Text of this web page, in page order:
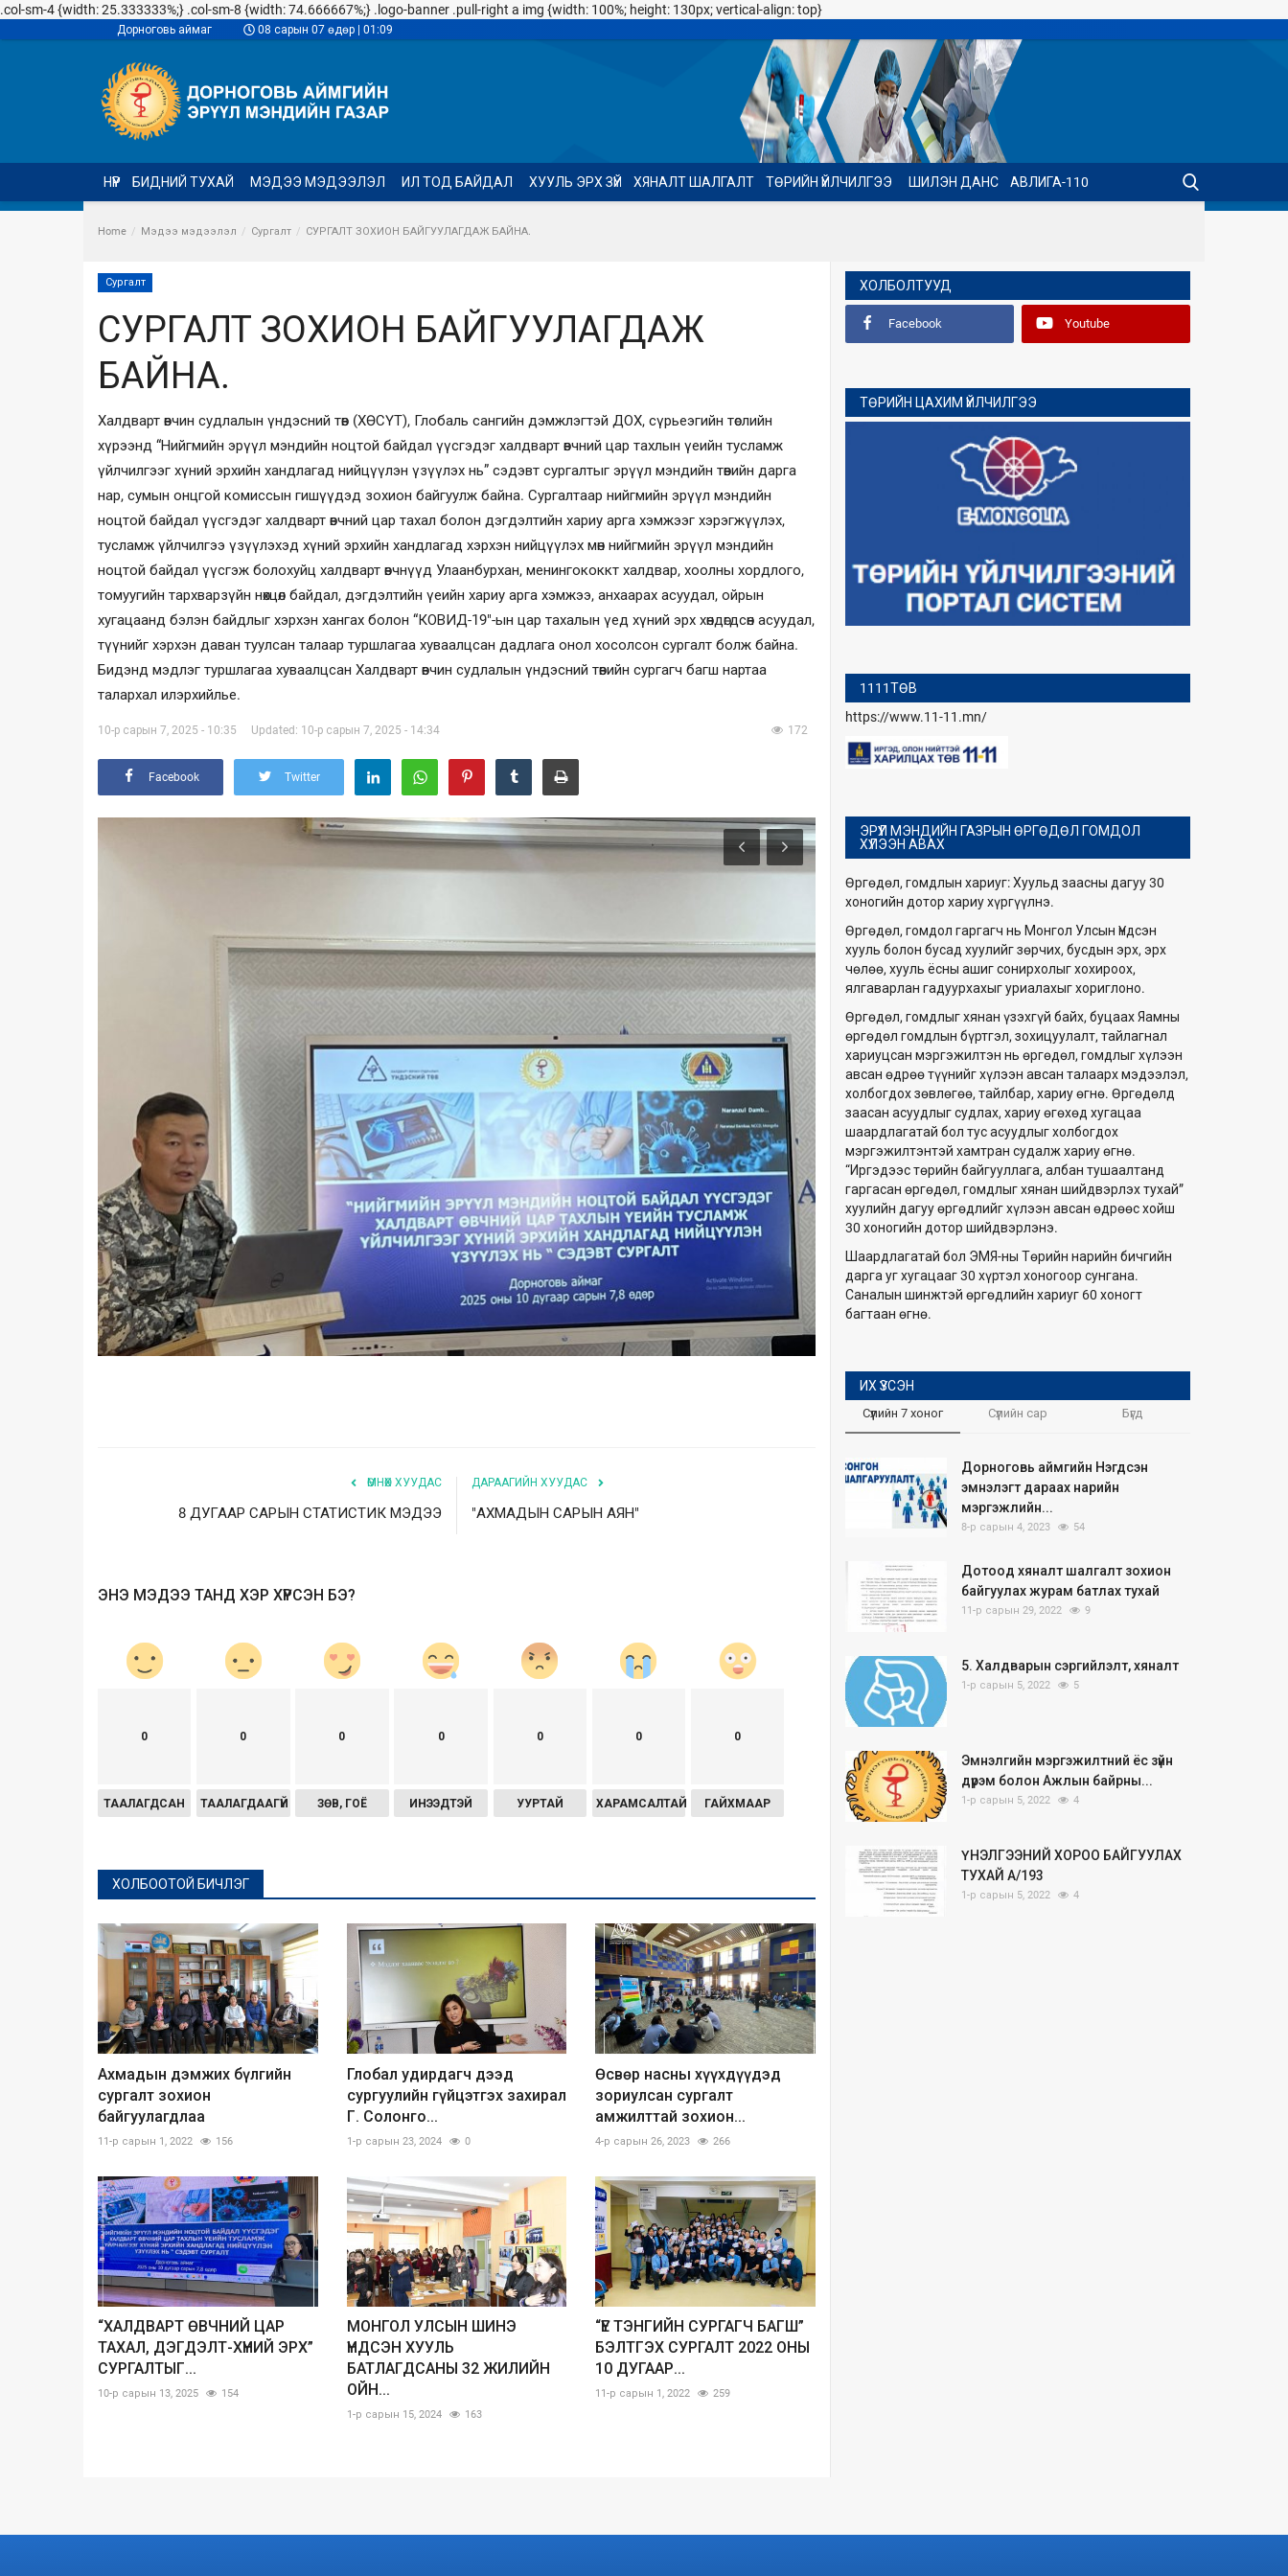
.col-sm-4 {width: 25.333333%;} .col-sm-8 {width: 74.666667%;} .logo-banner .pull-right a img {width: 100%; height: 130px; vertical-align: top}
Дорноговь аймаг 08 сарын 07 өдөр | 01:09
НҮҮР БИДНИЙ ТУХАЙ МЭДЭЭ МЭДЭЭЛЭЛ ИЛ ТОД БАЙДАЛ ХУУЛЬ ЭРХ ЗҮЙ ХЯНАЛТ ШАЛГАЛТ ТӨРИЙН ҮЙЛЧИЛГЭЭ ШИЛЭН ДАНС АВЛИГА-110
Home Мэдээ мэдээлэл Сургалт СУРГАЛТ ЗОХИОН БАЙГУУЛАГДАЖ БАЙНА.
Сургалт
СУРГАЛТ ЗОХИОН БАЙГУУЛАГДАЖ
БАЙНА.
Халдварт өвчин судлалын үндэсний төв (ХӨСҮТ), Глобаль сангийн дэмжлэгтэй ДОХ, сүрьеэгийн төслийн
хүрээнд “Нийгмийн эрүүл мэндийн ноцтой байдал үүсгэдэг халдварт өвчний цар тахлын үеийн тусламж
үйлчилгээг хүний эрхийн хандлагад нийцүүлэн үзүүлэх нь” сэдэвт сургалтыг эрүүл мэндийн төвийн дарга
нар, сумын онцгой комиссын гишүүдэд зохион байгуулж байна. Сургалтаар нийгмийн эрүүл мэндийн
ноцтой байдал үүсгэдэг халдварт өвчний цар тахал болон дэгдэлтийн хариу арга хэмжээг хэрэгжүүлэх,
тусламж үйлчилгээ үзүүлэхэд хүний эрхийн хандлагад хэрхэн нийцүүлэх мөн нийгмийн эрүүл мэндийн
ноцтой байдал үүсгэж болохуйц халдварт өвчнүүд Улаанбурхан, менингококкт халдвар, хоолны хордлого,
томуугийн тархварзүйн нөхцөл байдал, дэгдэлтийн үеийн хариу арга хэмжээ, анхаарах асуудал, ойрын
хугацаанд бэлэн байдлыг хэрхэн хангах болон “КОВИД-19"-ын цар тахалын үед хүний эрх хөндөгдсөн асуудал,
түүнийг хэрхэн даван туулсан талаар туршлагаа хуваалцсан дадлага онол хосолсон сургалт болж байна.
Бидэнд мэдлэг туршлагаа хуваалцсан Халдварт өвчин судлалын үндэсний төвийн сургагч багш нартаа
талархал илэрхийлье.
10-р сарын 7, 2025 - 10:35 Updated: 10-р сарын 7, 2025 - 14:34 172
Facebook Twitter
ӨМНӨХ ХУУДАС
8 ДУГААР САРЫН СТАТИСТИК МЭДЭЭ
ДАРААГИЙН ХУУДАС
"АХМАДЫН САРЫН АЯН"
ЭНЭ МЭДЭЭ ТАНД ХЭР ХҮРСЭН БЭ?
0
ТААЛАГДСАН
0
ТААЛАГДААГҮЙ
0
ЗӨВ, ГОЁ
0
ИНЭЭДТЭЙ
0
УУРТАЙ
0
ХАРАМСАЛТАЙ
0
ГАЙХМААР
ХОЛБООТОЙ БИЧЛЭГ
Ахмадын дэмжих бүлгийн
сургалт зохион
байгуулагдлаа
11-р сарын 1, 2022 156
Глобал удирдагч дээд
сургуулийн гүйцэтгэх захирал
Г. Солонго...
1-р сарын 23, 2024 0
Өсвөр насны хүүхдүүдэд
зориулсан сургалт
амжилттай зохион...
4-р сарын 26, 2023 266
“ХАЛДВАРТ ӨВЧНИЙ ЦАР
ТАХАЛ, ДЭГДЭЛТ-ХҮНИЙ ЭРХ”
СУРГАЛТЫГ...
10-р сарын 13, 2025 154
МОНГОЛ УЛСЫН ШИНЭ
ҮНДСЭН ХУУЛЬ
БАТЛАГДСАНЫ 32 ЖИЛИЙН
ОЙН...
1-р сарын 15, 2024 163
“ҮЕ ТЭНГИЙН СУРГАГЧ БАГШ”
БЭЛТГЭХ СУРГАЛТ 2022 ОНЫ
10 ДУГААР...
11-р сарын 1, 2022 259
ХОЛБОЛТУУД
Facebook Youtube
ТӨРИЙН ЦАХИМ ҮЙЛЧИЛГЭЭ
1111ТӨВ
https://www.11-11.mn/
ЭРҮҮЛ МЭНДИЙН ГАЗРЫН ӨРГӨДӨЛ ГОМДОЛ
ХҮЛЭЭН АВАХ
Өргөдөл, гомдлын хариуг: Хуульд заасны дагуу 30
хоногийн дотор хариу хүргүүлнэ.
Өргөдөл, гомдол гаргагч нь Монгол Улсын Үндсэн
хууль болон бусад хуулийг зөрчих, бусдын эрх, эрх
чөлөө, хууль ёсны ашиг сонирхолыг хохироох,
ялгаварлан гадуурхахыг уриалахыг хориглоно.
Өргөдөл, гомдлыг хянан үзэхгүй байх, буцаах Яамны
өргөдөл гомдлын бүртгэл, зохицуулалт, тайлагнал
хариуцсан мэргэжилтэн нь өргөдөл, гомдлыг хүлээн
авсан өдрөө түүнийг хүлээн авсан талаарх мэдээлэл,
холбогдох зөвлөгөө, тайлбар, хариу өгнө. Өргөдөлд
заасан асуудлыг судлах, хариу өгөхөд хугацаа
шаардлагатай бол тус асуудлыг холбогдох
мэргэжилтэнтэй хамтран судалж хариу өгнө.
“Иргэдээс төрийн байгууллага, албан тушаалтанд
гаргасан өргөдөл, гомдлыг хянан шийдвэрлэх тухай”
хуулийн дагуу өргөдлийг хүлээн авсан өдрөөс хойш
30 хоногийн дотор шийдвэрлэнэ.
Шаардлагатай бол ЭМЯ-ны Төрийн нарийн бичгийн
дарга уг хугацааг 30 хүртэл хоногоор сунгана.
Саналын шинжтэй өргөдлийн хариуг 60 хоногт
багтаан өгнө.
ИХ ҮЗСЭН
Сүүлийн 7 хоног Сүүлийн сар Бүгд
Дорноговь аймгийн Нэгдсэн
эмнэлэгт дараах нарийн
мэргэжлийн...
8-р сарын 4, 2023 54
Дотоод хяналт шалгалт зохион
байгуулах журам батлах тухай
11-р сарын 29, 2022 9
5. Халдварын сэргийлэлт, хяналт
1-р сарын 5, 2022 5
Эмнэлгийн мэргэжилтний ёс зүйн
дүрэм болон Ажлын байрны...
1-р сарын 5, 2022 4
ҮНЭЛГЭЭНИЙ ХОРОО БАЙГУУЛАХ
ТУХАЙ А/193
1-р сарын 5, 2022 4